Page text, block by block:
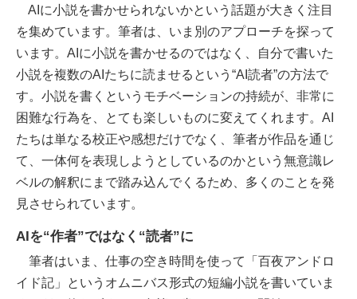
AIに小説を書かせられないかという話題が大きく注目
を集めています。筆者は、いま別のアプローチを探って
います。AIに小説を書かせるのではなく、自分で書いた
小説を複数のAIたちに読ませるという“AI読者”の方法で
す。小説を書くというモチベーションの持続が、非常に
困難な行為を、とても楽しいものに変えてくれます。AI
たちは単なる校正や感想だけでなく、筆者が作品を通じ
て、一体何を表現しようとしているのかという無意識レ
ベルの解釈にまで踏み込んでくるため、多くのことを発
見させられています。
AIを“作者”ではなく“読者”に
筆者はいま、仕事の空き時間を使って「百夜アンドロ
イド記」というオムニバス形式の短編小説を書いていま